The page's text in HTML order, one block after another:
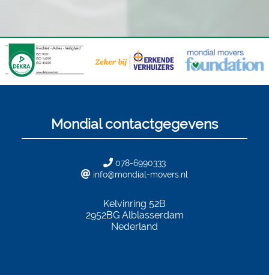
Mondial contactgegevens
078-6990333
info@mondial-movers.nl
Kelvinring 52B
2952BGAlblasserdam
Nederland